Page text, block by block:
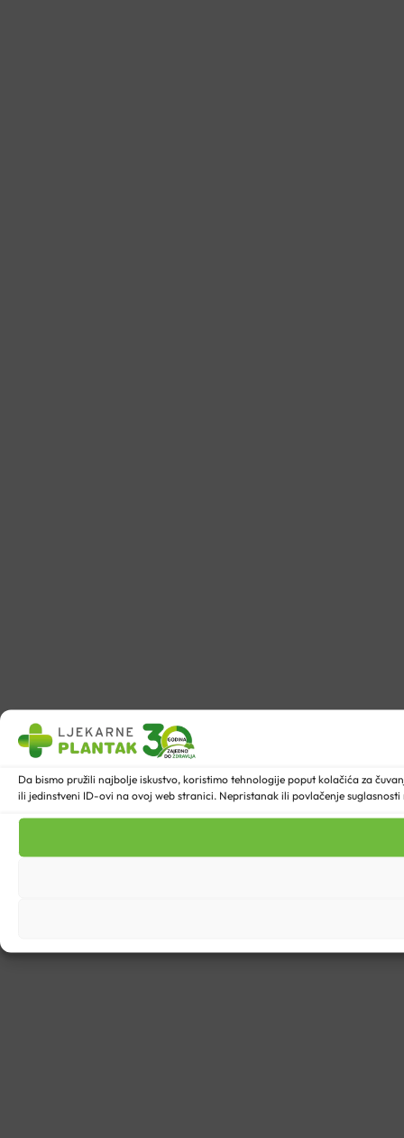
Da bismo pružili najbolje iskustvo, koristimo tehnologije poput kolačića za
ili jedinstveni ID-ovi na ovoj web stranici. Nepristanak ili povlačenje